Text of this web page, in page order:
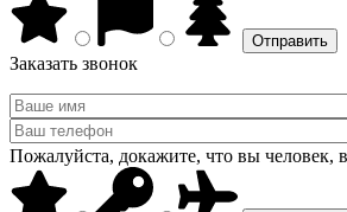
Заказать звонок
Пожалуйста, докажите, что вы человек,